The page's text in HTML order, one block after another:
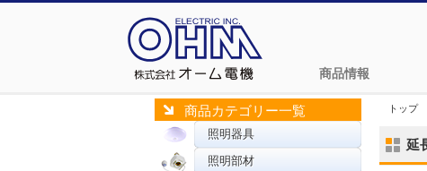
商品情報
商品カテゴリー一覧
照明器具
照明部材
トップ
延